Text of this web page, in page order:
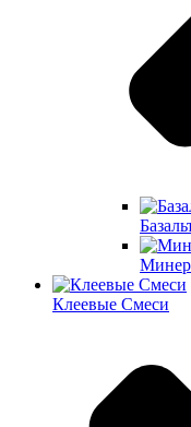
Клеевые Смеси